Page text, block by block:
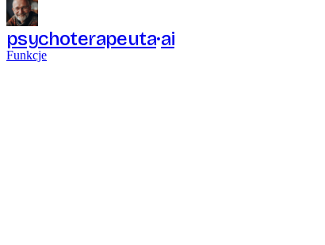
psychoterapeuta ai
Funkcje